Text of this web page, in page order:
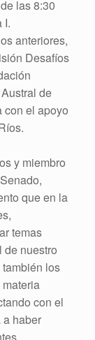
las 8:30
I.
anteriores,
Desafíos
de
con el apoyo
y miembro
que en la
temas
de nuestro
los
con el
haber